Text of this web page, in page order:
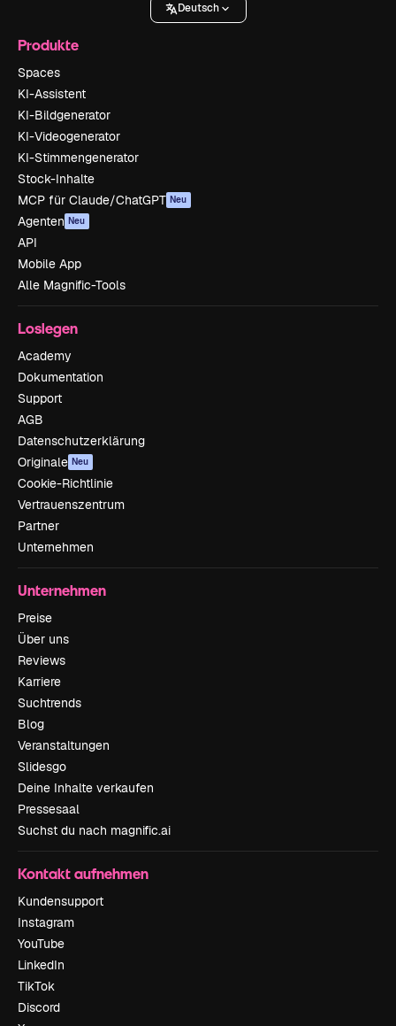
Deutsch
Produkte
Spaces
KI-Assistent
KI-Bildgenerator
KI-Videogenerator
KI-Stimmengenerator
Stock-Inhalte
MCP für Claude/ChatGPT Neu
Agenten Neu
API
Mobile App
Alle Magnific-Tools
Loslegen
Academy
Dokumentation
Support
AGB
Datenschutzerklärung
Originale Neu
Cookie-Richtlinie
Vertrauenszentrum
Partner
Unternehmen
Unternehmen
Preise
Über uns
Reviews
Karriere
Suchtrends
Blog
Veranstaltungen
Slidesgo
Deine Inhalte verkaufen
Pressesaal
Suchst du nach magnific.ai
Kontakt aufnehmen
Kundensupport
Instagram
YouTube
LinkedIn
TikTok
Discord